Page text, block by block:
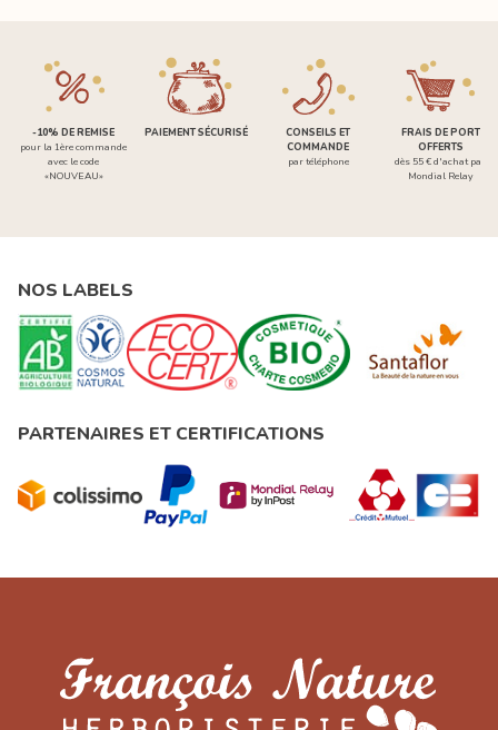
-10% DE REMISE
pour la 1ère commande
avec le code
«NOUVEAU»
PAIEMENT SÉCURISÉ
CONSEILS ET
COMMANDE
par téléphone
FRAIS DE PORT
OFFERTS
dès 55 € d'achat par
Mondial Relay
NOS LABELS
PARTENAIRES ET CERTIFICATIONS